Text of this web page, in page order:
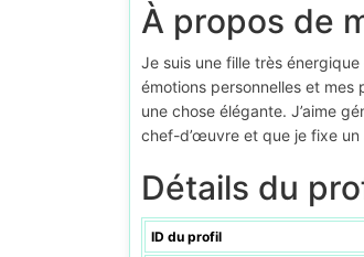
À propos de
Je suis une fille très
émotions personnelles et mes
une chose élégante. J’aime
chef-d’œuvre et que je fixe
Détails du
ID du profil